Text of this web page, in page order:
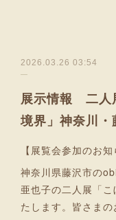
2026.03.26 03:54
展示情報 二人
境界」神奈川・
【展覧会参加のお知
神奈川県藤沢市の
亜也子の二人展「
たします。皆さまの